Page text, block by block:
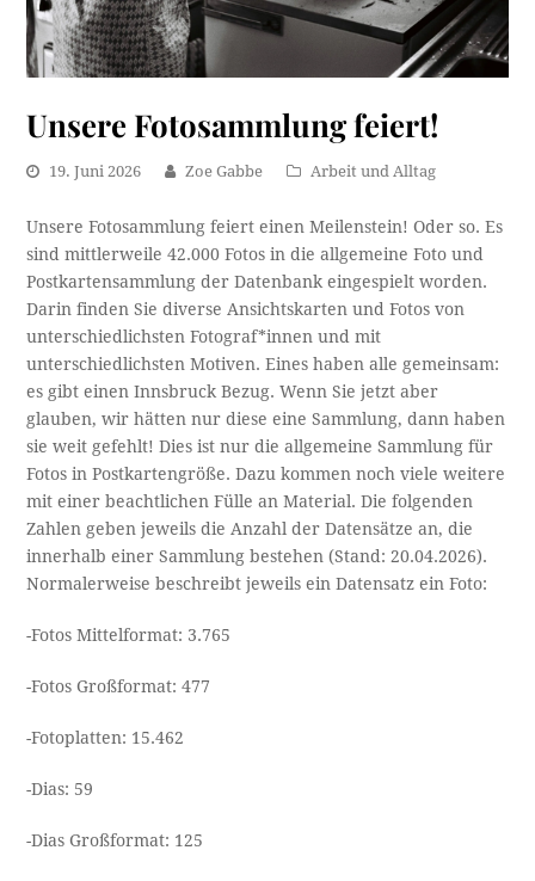
Unsere Fotosammlung feiert!
19. Juni 2026 Zoe Gabbe Arbeit und Alltag
Unsere Fotosammlung feiert einen Meilenstein! Oder so. Es
sind mittlerweile 42.000 Fotos in die allgemeine Foto und
Postkartensammlung der Datenbank eingespielt worden.
Darin finden Sie diverse Ansichtskarten und Fotos von
unterschiedlichsten Fotograf*innen und mit
unterschiedlichsten Motiven. Eines haben alle gemeinsam:
es gibt einen Innsbruck Bezug. Wenn Sie jetzt aber
glauben, wir hätten nur diese eine Sammlung, dann haben
sie weit gefehlt! Dies ist nur die allgemeine Sammlung für
Fotos in Postkartengröße. Dazu kommen noch viele weitere
mit einer beachtlichen Fülle an Material. Die folgenden
Zahlen geben jeweils die Anzahl der Datensätze an, die
innerhalb einer Sammlung bestehen (Stand: 20.04.2026).
Normalerweise beschreibt jeweils ein Datensatz ein Foto:
-Fotos Mittelformat: 3.765
-Fotos Großformat: 477
-Fotoplatten: 15.462
-Dias: 59
-Dias Großformat: 125